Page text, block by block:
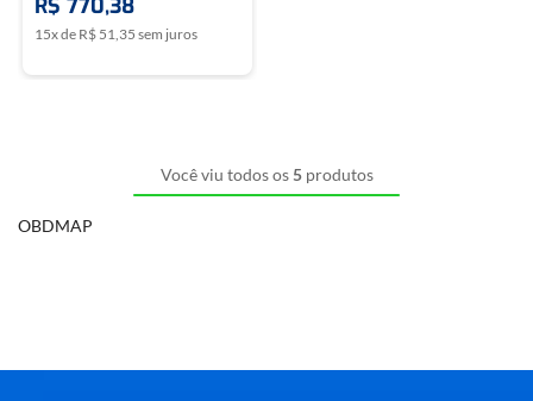
R$ 770,38
15x de R$ 51,35 sem juros
Você viu todos os5produtos
OBDMAP